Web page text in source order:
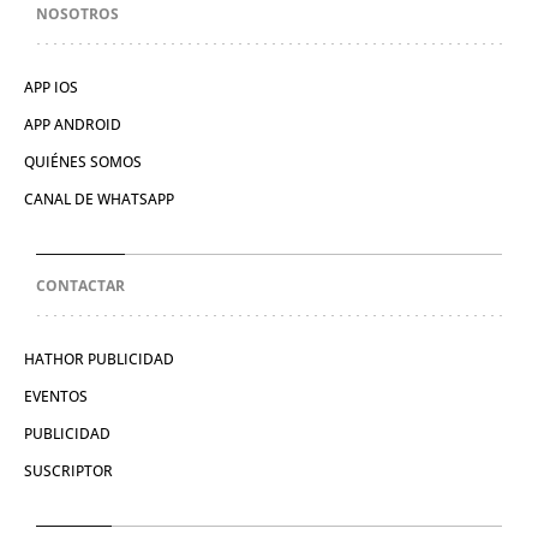
NOSOTROS
APP IOS
APP ANDROID
QUIÉNES SOMOS
CANAL DE WHATSAPP
CONTACTAR
HATHOR PUBLICIDAD
EVENTOS
PUBLICIDAD
SUSCRIPTOR